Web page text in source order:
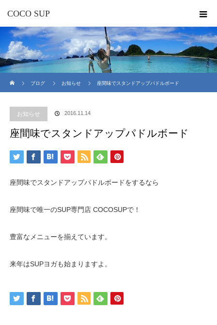
COCO SUP
ブログ
お知らせ 座間味でスタンドアップパドルボード
お知らせ 2016.11.14
座間味でスタンドアップパドルボード
座間味でスタンドアップパドルボードをするなら
座間味で唯一のSUP専門店 COCOSUPで！
豊富なメニューを揃えています。
来年はSUPヨガも始まりますよ。